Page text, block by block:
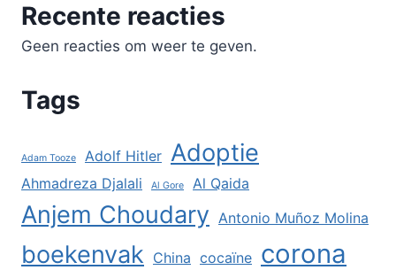
Recente reacties
Geen reacties om weer te geven.
Tags
Adam Tooze Adolf Hitler Adoptie
Ahmadreza Djalali Al Gore Al Qaida
Anjem Choudary Antonio Muñoz Molina
boekenvak China cocaïne corona